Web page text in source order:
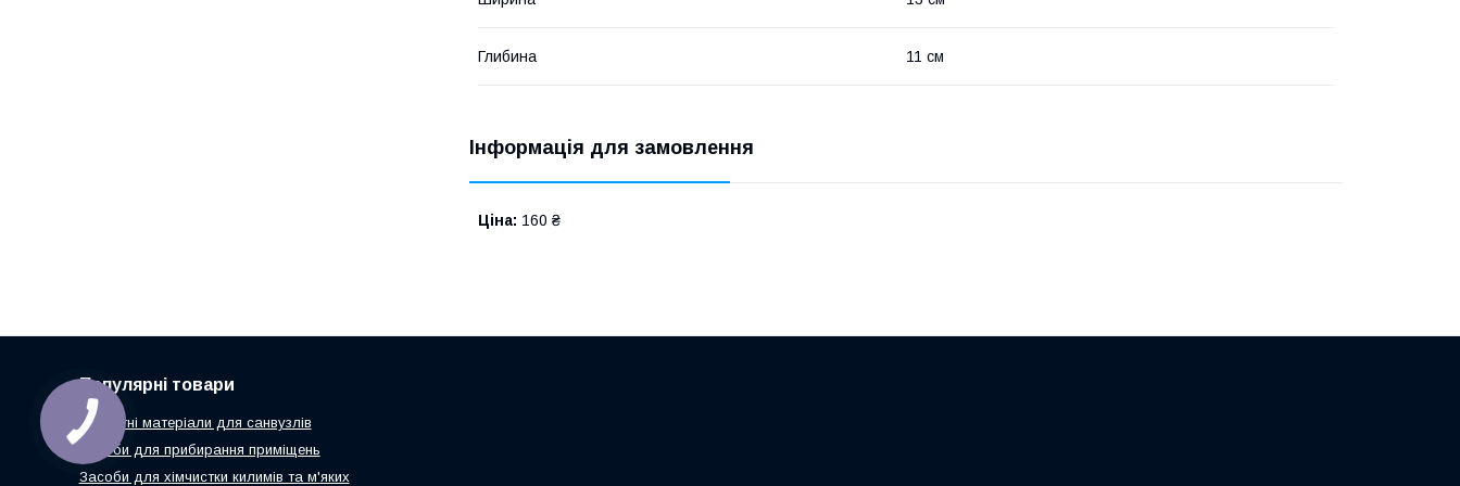
Глибина 11 см
Інформація для замовлення
Ціна: 160 ₴
Популярні товари
Витратні матеріали для санвузлів
Засоби для прибирання приміщень
Засоби для хімчистки килимів та м'яких